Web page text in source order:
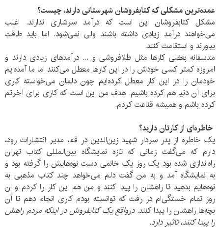
عمده‌ترین مشکلی که کتابفروشان شهرستانی دارند، چیست؟
مشکل کتابفروشان این است که درآمد سرشاری ندارند. اغلب
می‌خواهند درآمد زیادی داشته باشند ولی نمی‌شود. اما باید طاقت
بیاورند و استقامت کنند.
متاسفانه بعضی کارها مثل طلافروشی و ... درآمدهای زیادی دارند و
امروزه کمتر کسی خودش را در این کارها معطل می‌کنند اما ما آمده‌ایم
خودمان را در این کار معطل کرده‌ایم چون دلمان می‌خواسته کاری
برای آن دنیا هم کرده باشیم. هدف من این است که کاری برای آخرتم
کرده باشم و همیشه قناعت کردم.
خاطره‌ای از کارتان دارید؟
یک خاطره از پدر سردار شهید زین‌الدین در قم، مدیر انتشارات رود،
دارم که می‌گفت زمانی که تازه نمایشگاه بین‌المللی کتاب تهران
راه‌اندازی شده بود یک روز یک خانمی دست نوه‌هایش را گرفته بود و
به نمایشگاه آمد و به من گفت دلم می‌خواهد چند کتاب مذهبی به
نوه‌هایم بدهید تا راهشان را پیدا کنند و من هم این کار را کردم و ان
روز تمام خستگی‌ام در رفت که توانسته بودم کاری انجام دهم تا آن
بچه‌ها راهشان را پیدا کنند.درواقع یک کتابفروش در اینکه مردم راهش
را پیدا کنند، تاثیر دارد.